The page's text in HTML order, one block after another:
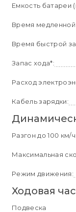
Емкость батареи
Время медленной
Время быстрой
Запас хода*:
Расход
Кабель зарядки:
Разгон до 100 км/ч
Максимальная
Режим движения:
Ходовая
Подвеска